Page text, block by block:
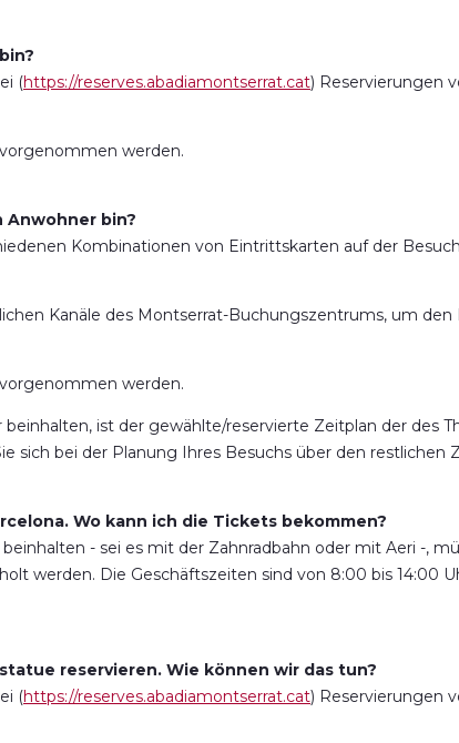
(https://reserves.abadiamontserrat.cat) Reservierungen
werden.
bin?
Kombinationen von Eintrittskarten auf der
Kanäle des Montserrat-Buchungszentrums, um
werden.
ist der gewählte/reservierte Zeitplan der des
sich bei der Planung Ihres Besuchs über den restlichen
Wo kann ich die Tickets bekommen?
- sei es mit der Zahnradbahn oder mit Aeri -,
werden. Die Geschäftszeiten sind von 8:00 bis 14:00
reservieren. Wie können wir das tun?
(https://reserves.abadiamontserrat.cat) Reservierungen